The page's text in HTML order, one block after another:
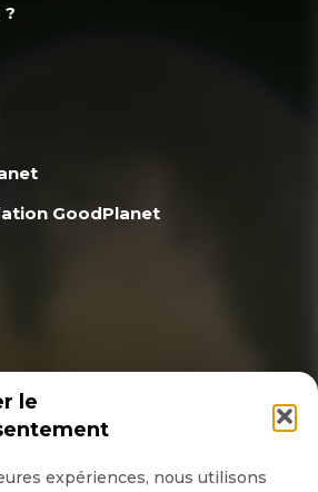
le
expériences, nous utilisons
?
GoodPlanet